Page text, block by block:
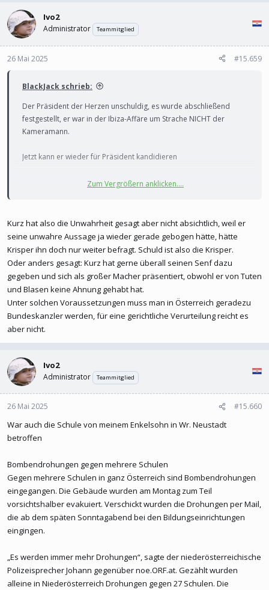
Ivo2
Administrator Teammitglied
26 Mai 2025 #15.659
BlackJack schrieb:
Der Präsident der Herzen unschuldig, es wurde abschließend
festgestellt, er war in der Ibiza-Affäre um Strache NICHT der
Kameramann.
Jetzt kann er wieder für Präsident kandidieren
Für weitere Informationen siehe die SeiteVerwendung
von Cookies.
Drittanbieter-Cookies akzeptieren
Zum Vergrößern anklicken....
Kurz hat also die Unwahrheit gesagt aber nicht absichtlich, weil er
seine unwahre Aussage ja wieder gerade gebogen hätte, hätte
Krisper ihn doch nur weiter befragt. Schuld ist also die Krisper.
Oder anders gesagt: Kurz hat gerne überall seinen Senf dazu
gegeben und sich als großer Macher präsentiert, obwohl er von Tuten
und Blasen keine Ahnung gehabt hat.
Unter solchen Voraussetzungen muss man in Österreich geradezu
Bundeskanzler werden, für eine gerichtliche Verurteilung reicht es
aber nicht.
Ivo2
Administrator Teammitglied
26 Mai 2025 #15.660
War auch die Schule von meinem Enkelsohn in Wr. Neustadt
betroffen
Bombendrohungen gegen mehrere Schulen
Gegen mehrere Schulen in ganz Österreich sind Bombendrohungen
eingegangen. Die Gebäude wurden am Montag zum Teil
vorsichtshalber evakuiert. Verschickt wurden die Drohungen per Mail,
die ab dem späten Sonntagabend bei den Bildungseinrichtungen
eingingen.
„Es werden immer mehr Drohungen“, sagte der niederösterreichische
Polizeisprecher Johann gegenüber noe.ORF.at. Gezählt wurden
alleine in Niederösterreich Drohungen gegen 27 Schulen. Die